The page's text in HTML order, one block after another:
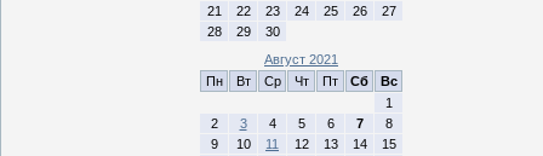
21
22 23 24 25 26
27
28
29
30
Август 2021
Пн
Вт Ср Чт Пт Сб
Вс
1
2
3 4 5 6 7
8
9
10 11 12 13 14
15